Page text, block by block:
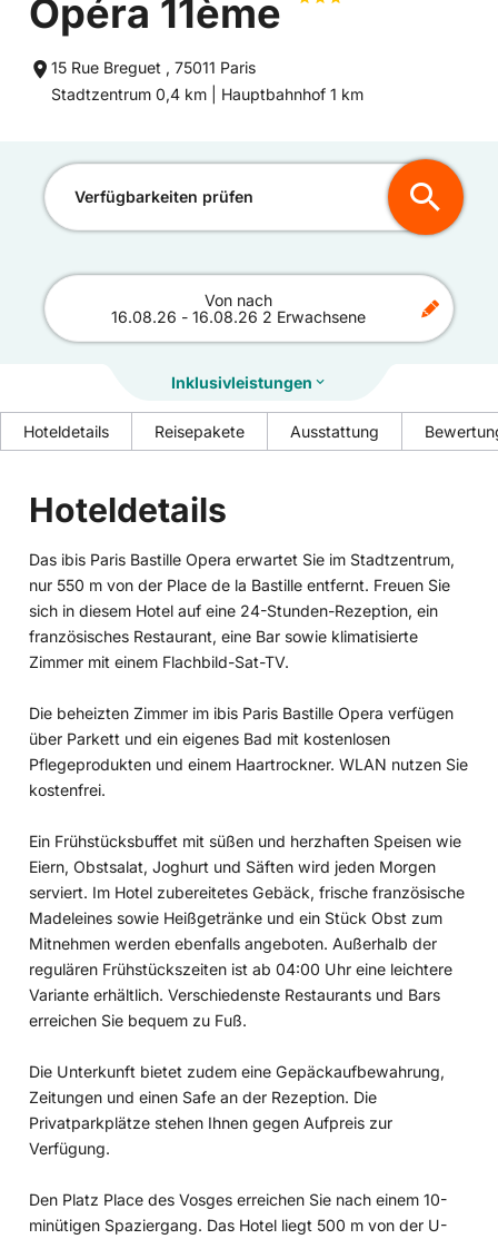
Opéra 11ème
15 Rue Breguet , 75011 Paris
Entfernung
Stadtzentrum 0,4 km | Entfernung
Hauptbahnhof 1 km
Verfügbarkeiten prüfen
Von nach
16.08.26 - 16.08.26 2 Erwachsene
Inklusivleistungen
Hoteldetails Reisepakete Ausstattung
Hoteldetails
Das ibis Paris Bastille Opera erwartet Sie im Stadtzentrum,
nur 550 m von der Place de la Bastille entfernt. Freuen Sie
sich in diesem Hotel auf eine 24-Stunden-Rezeption, ein
französisches Restaurant, eine Bar sowie klimatisierte
Zimmer mit einem Flachbild-Sat-TV.
Die beheizten Zimmer im ibis Paris Bastille Opera verfügen
über Parkett und ein eigenes Bad mit kostenlosen
Pflegeprodukten und einem Haartrockner. WLAN nutzen Sie
kostenfrei.
Ein Frühstücksbuffet mit süßen und herzhaften Speisen wie
Eiern, Obstsalat, Joghurt und Säften wird jeden Morgen
serviert. Im Hotel zubereitetes Gebäck, frische französische
Madeleines sowie Heißgetränke und ein Stück Obst zum
Mitnehmen werden ebenfalls angeboten. Außerhalb der
regulären Frühstückszeiten ist ab 04:00 Uhr eine leichtere
Variante erhältlich. Verschiedenste Restaurants und Bars
erreichen Sie bequem zu Fuß.
Die Unterkunft bietet zudem eine Gepäckaufbewahrung,
Zeitungen und einen Safe an der Rezeption. Die
Privatparkplätze stehen Ihnen gegen Aufpreis zur
Verfügung.
Den Platz Place des Vosges erreichen Sie nach einem 10-
minütigen Spaziergang. Das Hotel liegt 500 m von der U-